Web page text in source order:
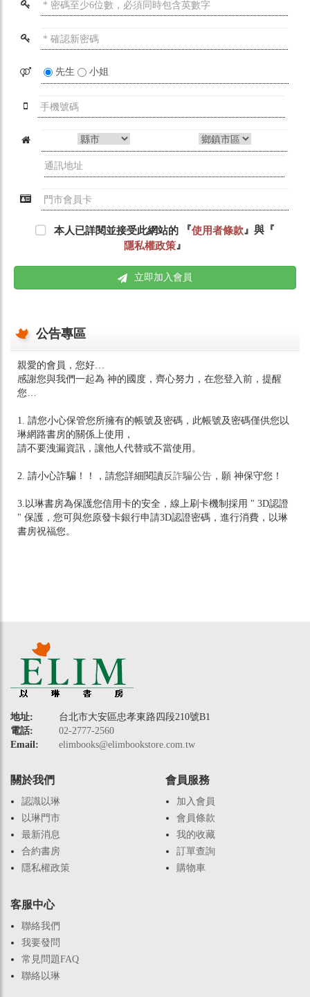
先生 小姐
本人已詳閱並接受此網站的 『使用者條款 』與『
隱私權政策 』
立即加入會員
公告專區
親愛的會員，您好…
感謝您與我們一起為 神的國度，齊心努力，在您登入前，提醒
您…
1. 請您小心保管您所擁有的帳號及密碼，此帳號及密碼僅供您以
琳網路書房的關係上使用，
請不要洩漏資訊，讓他人代替或不當使用。
2. 請小心詐騙！！，請您詳細閱讀反詐騙公告 ，願 神保守您！
3.以琳書房為保護您信用卡的安全，線上刷卡機制採用 " 3D認證
" 保護，您可與您原發卡銀行申請3D認證密碼，進行消費，以琳
書房祝福您。
地址:
台北市大安區忠孝東路四段210號B1
電話:
02-2777-2560
Email:
elimbooks@elimbookstore.com.tw
關於我們
認識以琳
以琳門市
最新消息
合約書房
隱私權政策
會員服務
加入會員
會員條款
我的收藏
訂單查詢
購物車
客服中心
聯絡我們
我要發問
常見問題FAQ
聯絡以琳